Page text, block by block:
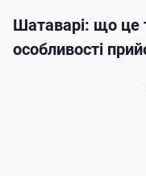
Шатаварі: що це
особливості